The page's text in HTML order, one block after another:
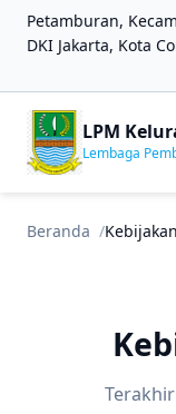
Petamburan,
DKI Jakarta, Kota
LPM
Lembaga
Beranda